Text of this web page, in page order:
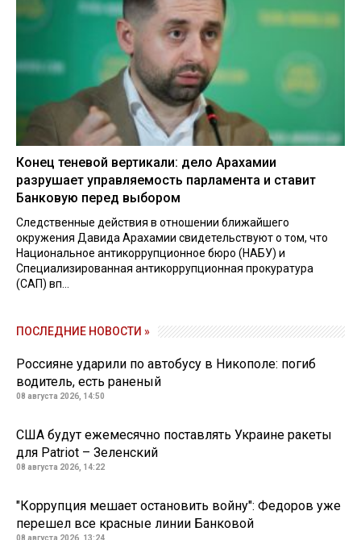
Конец теневой вертикали: дело Арахамии
разрушает управляемость парламента и ставит
Банковую перед выбором
Следственные действия в отношении ближайшего
окружения Давида Арахамии свидетельствуют о том, что
Национальное антикоррупционное бюро (НАБУ) и
Специализированная антикоррупционная прокуратура
(САП) вп...
ПОСЛЕДНИЕ НОВОСТИ »
Россияне ударили по автобусу в Никополе: погиб
водитель, есть раненый
08 августа 2026, 14:50
США будут ежемесячно поставлять Украине ракеты
для Patriot – Зеленский
08 августа 2026, 14:22
"Коррупция мешает остановить войну": Федоров уже
перешел все красные линии Банковой
08 августа 2026, 13:24